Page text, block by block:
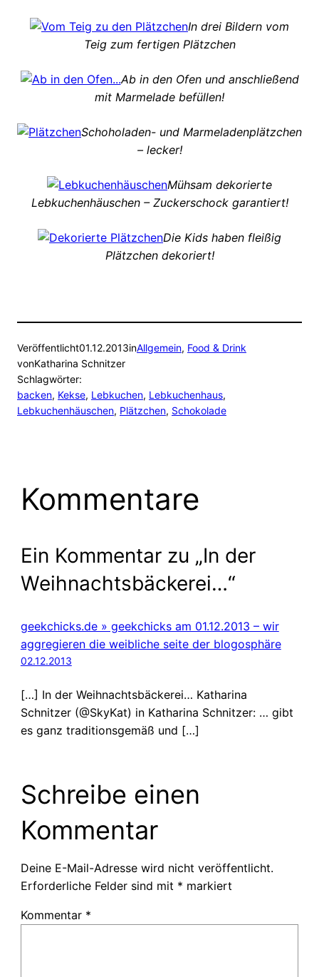
In drei Bildern vom
Teig zum fertigen Plätzchen
Ab in den Ofen und anschließend
mit Marmelade befüllen!
Schoholaden- und Marmeladenplätzchen
– lecker!
Mühsam dekorierte
Lebkuchenhäuschen – Zuckerschock garantiert!
Die Kids haben fleißig
Plätzchen dekoriert!
Veröffentlicht01.12.2013inAllgemein, Food & Drink
vonKatharina Schnitzer
Schlagwörter:
backen, Kekse, Lebkuchen, Lebkuchenhaus
Lebkuchenhäuschen, Plätzchen, Schokolade
Kommentare
Ein Kommentar zu „In der
Weihnachtsbäckerei…“
geekchicks.de » geekchicks am 01.12.2013 – wir
aggregieren die weibliche seite der blogosphäre
02.12.2013
[…] In der Weihnachtsbäckerei… Katharina
Schnitzer (@SkyKat) in Katharina Schnitzer: … gibt
es ganz traditionsgemäß und […]
Schreibe einen
Kommentar
Deine E-Mail-Adresse wird nicht veröffentlicht.
Erforderliche Felder sind mit * markiert
Kommentar *